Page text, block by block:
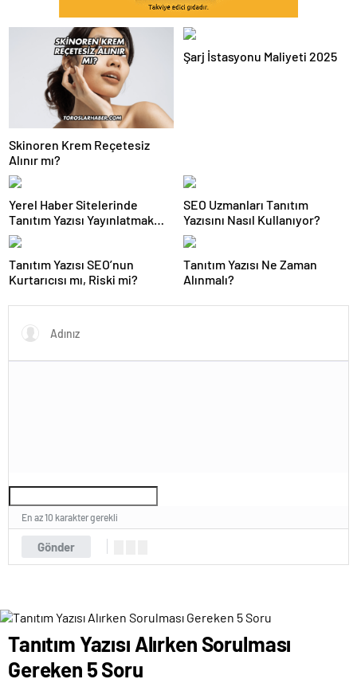
Skinoren Krem Reçetesiz
Alınır mı?
Şarj İstasyonu Maliyeti 2025
Yerel Haber Sitelerinde
Tanıtım Yazısı Yayınlatmak
Avantajlı mı?
SEO Uzmanları Tanıtım
Yazısını Nasıl Kullanıyor?
Tanıtım Yazısı SEO’nun
Kurtarıcısı mı, Riski mi?
Tanıtım Yazısı Ne Zaman
Alınmalı?
Gönder
En az 10 karakter gerekli
Tanıtım Yazısı Alırken Sorulması
Gereken 5 Soru